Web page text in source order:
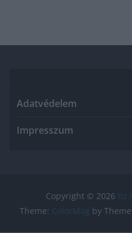
Adatvédelem
Impresszum
Copyright © 2026
Theme: ColorMag by